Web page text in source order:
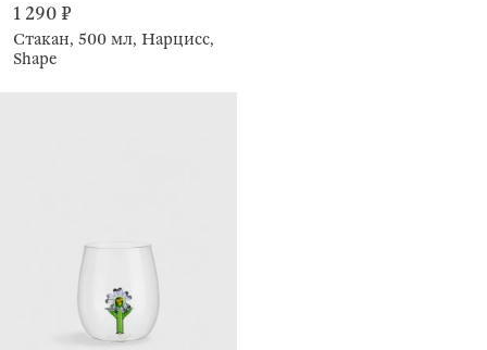
1 290 ₽
Стакан, 500 мл, Нарцисс,
Shape